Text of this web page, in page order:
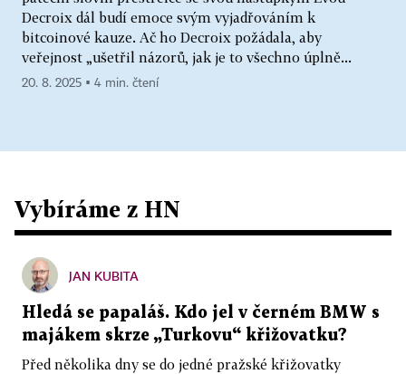
Decroix dál budí emoce svým vyjadřováním k
bitcoinové kauze. Ač ho Decroix požádala, aby
veřejnost „ušetřil názorů, jak je to všechno úplně...
20. 8. 2025 ▪ 4 min. čtení
Vybíráme z HN
JAN KUBITA
Hledá se papaláš. Kdo jel v černém BMW s
majákem skrze „Turkovu“ křižovatku?
Před několika dny se do jedné pražské křižovatky